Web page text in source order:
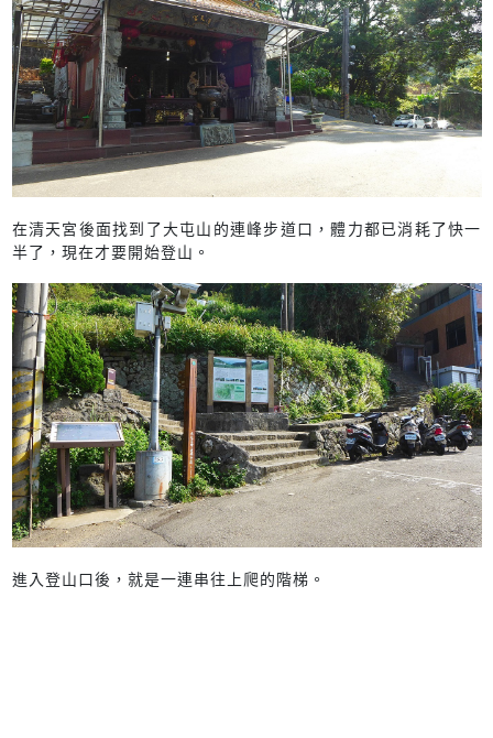
在清天宮後面找到了大屯山的連峰步道口，體力都已消耗了快一
半了，現在才要開始登山。
進入登山口後，就是一連串往上爬的階梯。